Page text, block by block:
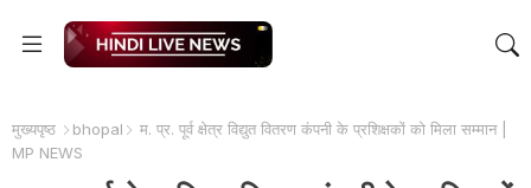
मुख्यपृष्ठ bhopal
म. प्र. पूर्व क्षेत्र विद्युत वितरण कंपनी के प्रशिक्षकों को मिला सम्मान |
MP NEWS